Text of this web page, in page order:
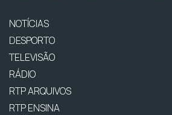
NOTÍCIAS
DESPORTO
TELEVISÃO
RÁDIO
RTP ARQUIVOS
RTP ENSINA